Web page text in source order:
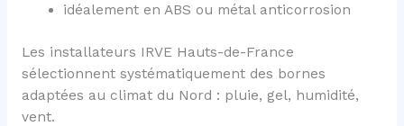
idéalement en ABS ou métal anticorrosion
Les installateurs IRVE Hauts-de-France
sélectionnent systématiquement des bornes
adaptées au climat du Nord : pluie, gel, humidité,
vent.